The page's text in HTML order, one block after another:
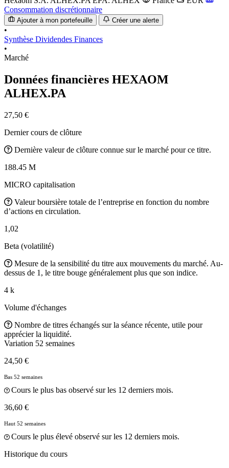
Consommation discrétionnaire
Ajouter à mon portefeuille Créer une alerte
•
Synthèse Dividendes Finances
•
Marché
Données financières HEXAOM
ALHEX.PA
27,50 €
Dernier cours de clôture
Dernière valeur de clôture connue sur le marché pour ce titre.
188.45 M
MICRO capitalisation
Valeur boursière totale de l’entreprise en fonction du nombre
d’actions en circulation.
1,02
Beta (volatilité)
Mesure de la sensibilité du titre aux mouvements du marché. Au-
dessus de 1, le titre bouge généralement plus que son indice.
4 k
Volume d'échanges
Nombre de titres échangés sur la séance récente, utile pour
apprécier la liquidité.
Variation 52 semaines
24,50 €
Bas 52 semaines
Cours le plus bas observé sur les 12 derniers mois.
36,60 €
Haut 52 semaines
Cours le plus élevé observé sur les 12 derniers mois.
Historique du cours